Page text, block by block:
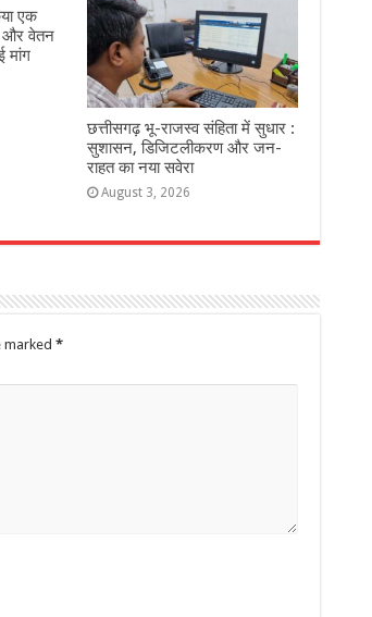
एक
और वेतन
मांग
छत्तीसगढ़ भू-राजस्व संहिता में सुधार :
सुशासन, डिजिटलीकरण और जन-
राहत का नया सवेरा
August 3, 2026
marked *